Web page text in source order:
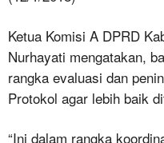
Ketua Komisi A DPRD
Nurhayati mengatakan,
rangka evaluasi dan
Protokol agar lebih baik
“Ini dalam rangka